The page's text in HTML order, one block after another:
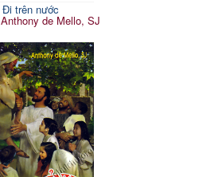
Đi trên nước
Anthony de Mello, SJ